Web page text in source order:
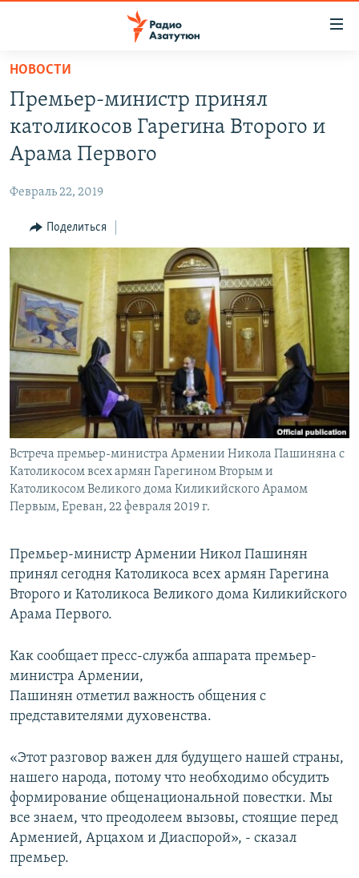
Перейти
основному
содержанию
Перейти
основной
навигации
Перейти
НОВОСТИ
ПОЛИТИКА
ЭКОНОМИКА
РЕГИОН
НАГОРНЫЙ КАРАБАХ
КУЛЬТУРА
СПОРТ
АРХИВ
Հայերեն
English
Русский
Все сайты Радио Азатутюн
НОВОСТИ
Премьер-министр принял
католикосов Гарегина Второго и
Арама Первого
Февраль 22, 2019
Поделиться
Встреча премьер-министра Армении Никола Пашиняна с
Католикосом всех армян Гарегином Вторым и
Католикосом Великого дома Киликийского Арамом
Первым, Ереван, 22 февраля 2019 г.
Премьер-министр Армении Никол Пашинян
принял сегодня Католикоса всех армян Гарегина
Второго и Католикоса Великого дома Киликийского
Арама Первого.
Как сообщает пресс-служба аппарата премьер-
министра Армении,
Пашинян отметил важность общения с
представителями духовенства.
«Этот разговор важен для будущего нашей страны,
нашего народа, потому что необходимо обсудить
формирование общенациональной повестки. Мы
все знаем, что преодолеем вызовы, стоящие перед
Арменией, Арцахом и Диаспорой», - сказал
премьер.